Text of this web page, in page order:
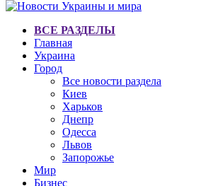
ВСЕ РАЗДЕЛЫ
Главная
Украина
Город
Все новости раздела
Киев
Харьков
Днепр
Одесса
Львов
Запорожье
Мир
Бизнес